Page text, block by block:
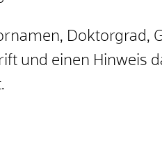
Doktorgrad,
und einen Hinweis